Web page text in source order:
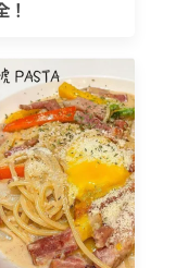
！